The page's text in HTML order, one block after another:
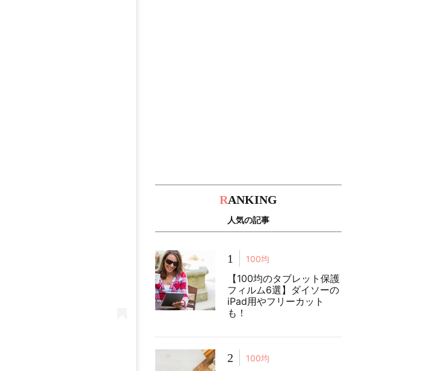
RANKING
人気の記事
1 100均
【100均のタブレット保護
フィルム6選】ダイソーの
iPad用やフリーカット
も！
2 100均